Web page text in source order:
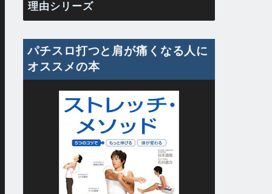
理由シリーズ
パチスロ打つと肩が痛くなる人に
オススメの本